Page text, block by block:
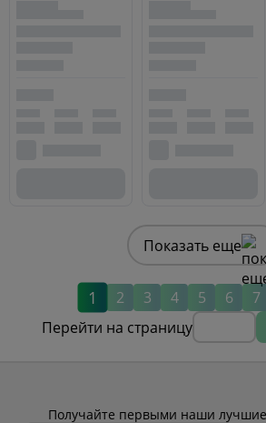
Показать еще
1 2 3 4 5 6 7
Перейти на страницу
Получайте первыми наши